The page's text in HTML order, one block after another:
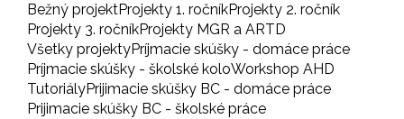
Bežný projektProjekty 1. ročníkProjekty 2. ročník
Projekty 3. ročníkProjekty MGR a ARTD
Všetky projektyPríjmacie skúšky - domáce práce
Príjmacie skúšky - školské koloWorkshop AHD
TutoriályPrijimacie skúšky BC - domáce práce
Prijimacie skúšky BC - školské práce